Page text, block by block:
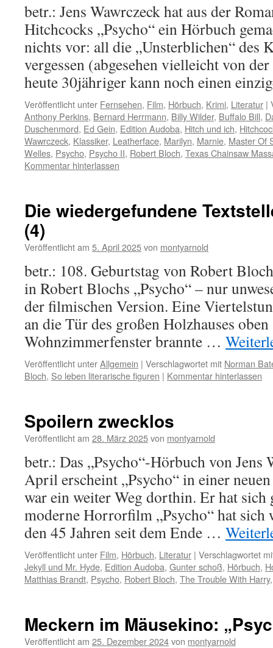
betr.: Jens Wawrczeck hat aus der
Hitchcocks „Psycho“ ein Hörbuch
nichts vor: all die „Unsterblichen“ des
vergessen (abgesehen vielleicht von
heute 30jähriger kann noch einen
Veröffentlicht unter Fernsehen, Film, Hörbuch, Krimi, Literatur |
Anthony Perkins, Bernard Herrmann, Billy Wilder, Buffalo Bill,
Duschenmord, Ed Gein, Edition Audoba, Hitch und ich,
Wawrczeck, Klassiker, Leatherface, Marilyn, Marnie, Master Of
Welles, Psycho, Psycho II, Robert Bloch, Texas Chainsaw
Kommentar hinterlassen
Die wiedergefundene
(4)
Veröffentlicht am 5. April 2025von montyarnold
betr.: 108. Geburtstag von Robert
in Robert Blochs „Psycho“ – nur
der filmischen Version. Eine
an die Tür des großen Holzhauses
Wohnzimmerfenster brannte …
Veröffentlicht unterAllgemein | Verschlagwortet mit Norman
Bloch, So leben literarische figuren | Kommentar hinterlassen
Spoilern zwecklos
Veröffentlicht am 28. März 2025von montyarnold
betr.: Das „Psycho“-Hörbuch von Jens
April erscheint „Psycho“ in einer
war ein weiter Weg dorthin. Er hat sich
moderne Horrorfilm „Psycho“ hat sich
den 45 Jahren seit dem Ende …
Veröffentlicht unter Film, Hörbuch, Literatur | Verschlagwortet
Jekyll und Mr. Hyde, Edition Audoba, Gunter schoß, Hörbuch,
Matthias Brandt, Psycho, Robert Bloch, The Trouble With Harry
Meckern im Mäusekino:
Veröffentlicht am 25. Dezember 2024von montyarnold